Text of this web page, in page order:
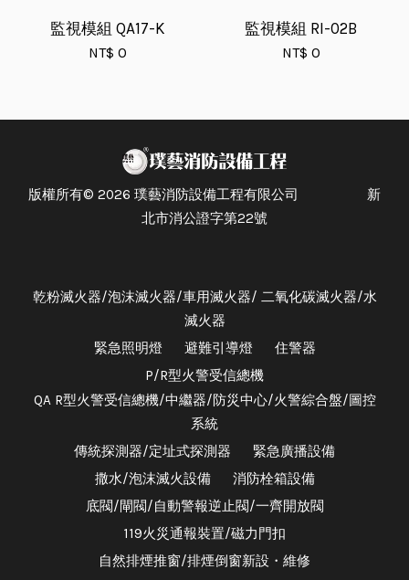
監視模組 QA17-K
NT$ 0
監視模組 RI-02B
NT$ 0
版權所有© 2026 璞藝消防設備工程有限公司 新
北市消公證字第22號
乾粉滅火器/泡沫滅火器/車用滅火器/ 二氧化碳滅火器/水
滅火器
緊急照明燈
避難引導燈
住警器
P/R型火警受信總機
QA R型火警受信總機/中繼器/防災中心/火警綜合盤/圖控
系統
傳統探測器/定址式探測器
緊急廣播設備
撒水/泡沫滅火設備
消防栓箱設備
底閥/閘閥/自動警報逆止閥/一齊開放閥
119火災通報裝置/磁力門扣
自然排煙推窗/排煙倒窗新設・維修